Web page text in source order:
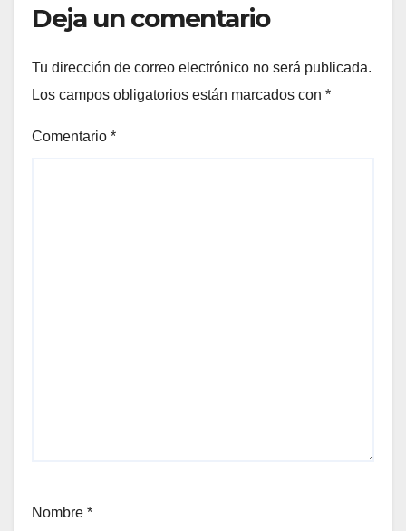
Deja un comentario
Tu dirección de correo electrónico no será publicada.
Los campos obligatorios están marcados con *
Comentario *
Nombre *